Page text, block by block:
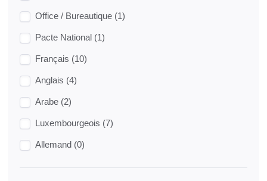
Office / Bureautique (1)
Pacte National (1)
Français (10)
Anglais (4)
Arabe (2)
Luxembourgeois (7)
Allemand (0)